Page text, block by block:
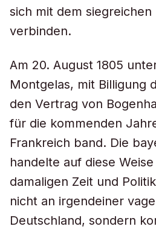
sich mit dem siegreichen
verbinden.
Am 20. August 1805
Montgelas, mit Billigung
den Vertrag von
für die kommenden
Frankreich band. Die
handelte auf diese
damaligen Zeit und
nicht an irgendeiner
Deutschland, sondern